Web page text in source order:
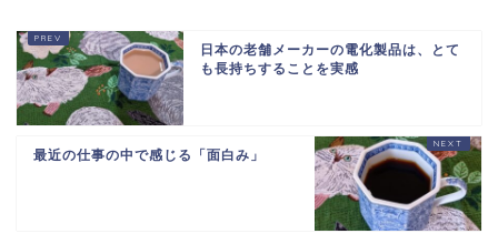
日本の老舗メーカーの電化製品は、とて
も長持ちすることを実感
最近の仕事の中で感じる「面白み」